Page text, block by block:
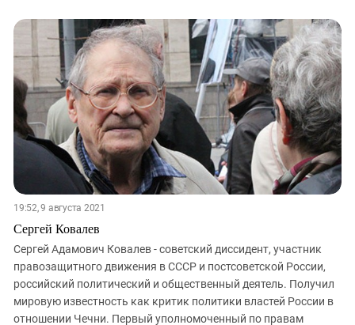
19:52, 9 августа 2021
Сергей Ковалев
Сергей Адамович Ковалев - советский диссидент, участник
правозащитного движения в СССР и постсоветской России,
российский политический и общественный деятель. Получил
мировую известность как критик политики властей России в
отношении Чечни. Первый уполномоченный по правам